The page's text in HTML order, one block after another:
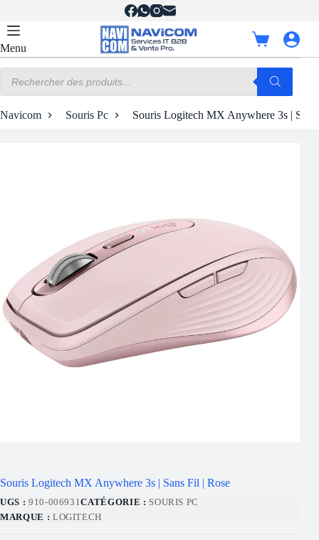
contenu
Menu
Panier
d’achat
produits
Navicom Souris Pc Souris Logitech MX Anywhere 3s |
Souris Logitech MX Anywhere 3s | Sans Fil | Rose
UGS : 910-006931CATÉGORIE : SOURIS PC
MARQUE : LOGITECH